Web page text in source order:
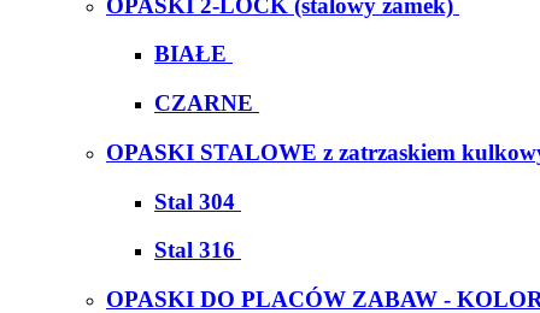
BIAŁE
CZARNE
OPASKI STALOWE z zatrzaskiem
Stal 304
Stal 316
OPASKI DO PLACÓW ZABAW -